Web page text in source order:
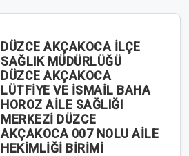
DÜZCE AKÇAKOCA İLÇE
SAĞLIK MÜDÜRLÜĞÜ
DÜZCE AKÇAKOCA
LÜTFİYE VE İSMAİL BAHA
HOROZ AİLE SAĞLIĞI
MERKEZİ DÜZCE
AKÇAKOCA 007 NOLU AİLE
HEKİMLİĞİ BİRİMİ